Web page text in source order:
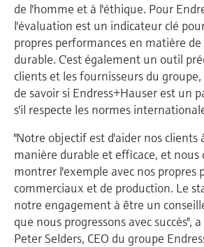
l'application
Device Viewer
Trouver des informations et de la
documentation spécifiques à un produit
Recherche de pièces détachées
tapant la racine/le code du produit et
accédez aux données spécifiques, vues
éclatées et notices de montage des appareils
pour un remplacement/réparation rapide.
Mesure du niveau par barrière à
micro-ondes
Mesure du niveau par la pression
Voir tous
Analyseurs de dureté, fer, etc.
Photomètres de process
Mesure par transmission de micro-
ondes
Technologie Memosens
Voir tous
décisionnels
de l'homme et à l'éthique. Pour
l'évaluation est un indicateur clé
propres performances en matière
durable. C'est également un outil
clients et les fournisseurs du
de savoir si Endress+Hauser est un
s'il respecte les normes
"Notre objectif est d'aider nos clients
manière durable et efficace, et nous
montrer l'exemple avec nos propres
commerciaux et de production. Le
notre engagement à être un
que nous progressons avec succès",
Peter Selders, CEO du groupe